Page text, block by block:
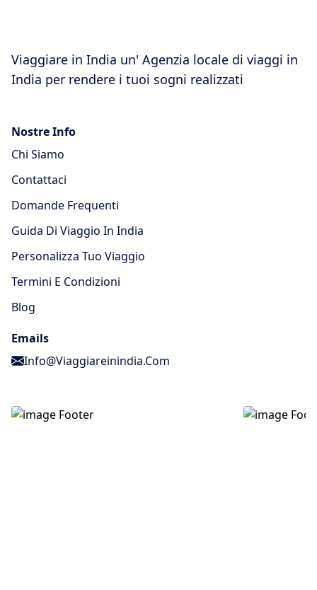
Viaggiare in India un' Agenzia locale di viaggi in
India per rendere i tuoi sogni realizzati
Nostre Info
Chi Siamo
Contattaci
Domande Frequenti
Guida Di Viaggio In India
Personalizza Tuo Viaggio
Termini E Condizioni
Blog
Emails
Info@viaggiareinindia.com